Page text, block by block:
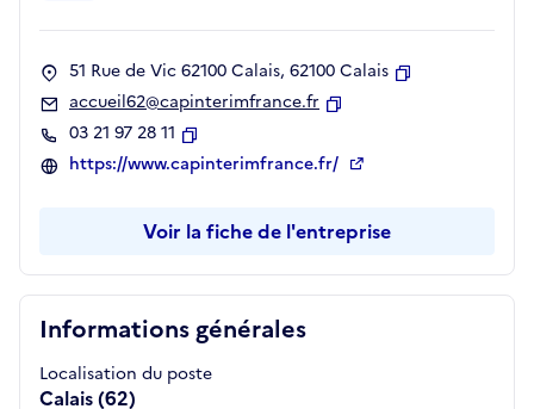
Informations générales
Localisation du poste
Calais (62)
51 Rue de Vic 62100 Calais, 62100 Calais
accueil62@capinterimfrance.fr
03 21 97 28 11
Copier
https://www.capinterimfrance.fr/
Voir la fiche de l'entreprise